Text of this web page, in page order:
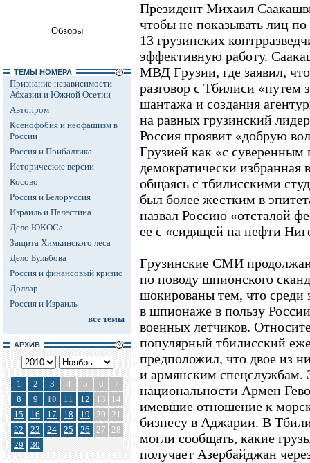
Обзоры
ТЕМЫ НОМЕРА
Признание независимости
Абхазии и Южной Осетии
Автопром
Ксенофобия и неофашизм в
России
Россия и Прибалтика
Исторические версии
Косово
Россия и Белоруссия
Израиль и Палестина
Дело ЮКОСа
Защита Химкинского леса
Дело Бульбова
Россия и финансовый кризис
Доллар
Россия и Израиль
все темы
АРХИВ
1 2 3 4 5 6
7
8
9 10 11 12 13
14
15
16 17 18 19 20 21
22
23 24 25 26 27 28
29
30
Президент Михаил
чтобы не показывать лиц
13 грузинских
эффективную работу.
МВД Грузии, где заявил,
разговор с Тбилиси «путем
шантажа и создания
на равных грузинский
Россия проявит «добрую
Грузией как «с суверенным
демократически избранная
общаясь с тбилисскими
был более жестким в
назвал Россию «отсталой
ее с «сидящей на нефти
Грузинские СМИ
по поводу шпионского
шокированы тем, что
в шпионаже в пользу
военных летчиков.
популярный тбилисский
предположил, что двое из
и армянским спецслужбам.
национальности Армен
имевшие отношение к
бизнесу в Аджарии. В
могли сообщать, какие
получает Азербайджан